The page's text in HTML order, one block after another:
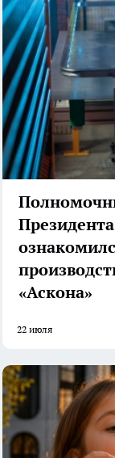
«Аскона»
22 июля